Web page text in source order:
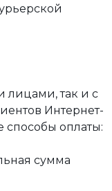
лицами, так и с
Интернет-
способы оплаты:
сумма